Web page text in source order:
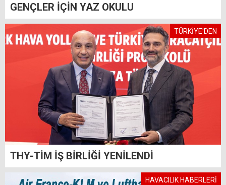
GENÇLER İÇİN YAZ OKULU
TÜRKİYE'DEN
THY-TİM İŞ BİRLİĞİ YENİLENDİ
HAVACILIK HABERLERİ